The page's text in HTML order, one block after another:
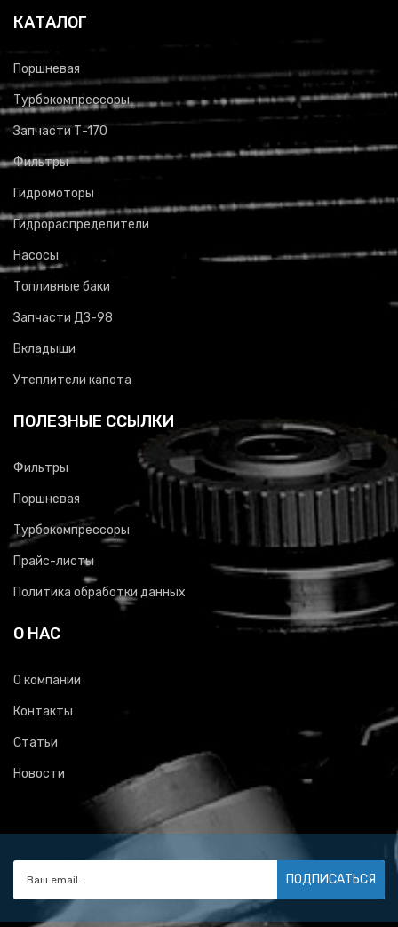
КАТАЛОГ
Поршневая
Турбокомпрессоры
Запчасти Т-170
Фильтры
Гидромоторы
Гидрораспределители
Насосы
Топливные баки
Запчасти ДЗ-98
Вкладыши
Утеплители капота
ПОЛЕЗНЫЕ ССЫЛКИ
Фильтры
Поршневая
Турбокомпрессоры
Прайс-листы
Политика обработки данных
О НАС
О компании
Контакты
Статьи
Новости
ПОДПИСАТЬСЯ